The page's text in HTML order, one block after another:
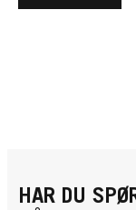
HAR DU